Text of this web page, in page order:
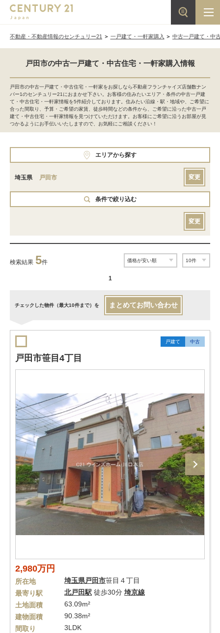
不動産・不動産情報のセンチュリー21 一戸建て・一軒家購入 中古一戸建て・中
戸田市の中古一戸建て・中古住宅・一軒家購入情報
戸田市の中古一戸建て・中古住宅・一軒家をお探しなら不動産フランチャイズ店舗数ナン
バー1のセンチュリー21におまかせ下さい。お客様の住みたいエリア・条件の中古一戸建
て・中古住宅・一軒家情報を5件紹介しております。住みたい沿線・駅・地域や、ご希望に
合った間取り、予算・ご希望の家賃、徒歩時間などの条件から、ご希望に沿った中古一戸
建て・中古住宅・一軒家情報を見つけていただけます。お客様にご希望に沿うお部屋が見
つかるようにお手伝いいたしますので、お気軽にご相談ください！
エリアから探す
埼玉県 戸田市 変更
条件で絞り込む
変更
検索結果 5件
1
チェックした物件（最大10件まで）を まとめてお問い合わせ
戸建て 中古
戸田市笹目4丁目
2,980万円
所在地 埼玉県戸田市笹目４丁目
最寄り駅
北戸田駅 徒歩30分 埼京線
土地面積
63.09m²
建物面積
90.38m²
間取り
3LDK